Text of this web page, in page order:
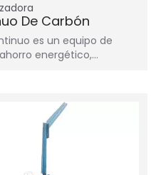
De Carbón
es un equipo de
energético,…